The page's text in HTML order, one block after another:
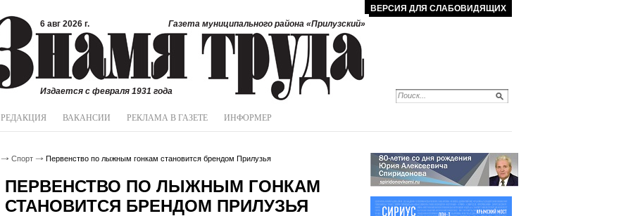
ВЕРСИЯ ДЛЯ СЛАБОВИДЯЩИХ
6 авг 2026 г.
Газета муниципального района «Прилузский»
Издается с февраля 1931 года
РЕДАКЦИЯ ВАКАНСИИ РЕКЛАМА В ГАЗЕТЕ ИНФОРМЕР
Спорт Первенство по лыжным гонкам становится брендом Прилузья
ПЕРВЕНСТВО ПО ЛЫЖНЫМ ГОНКАМ
СТАНОВИТСЯ БРЕНДОМ ПРИЛУЗЬЯ